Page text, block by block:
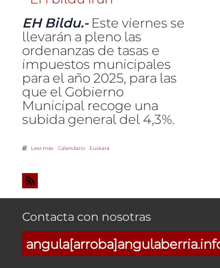
EH Bildu.-Este viernes se
llevarán a pleno las
ordenanzas de tasas e
impuestos municipales
para el año 2025, para las
que el Gobierno
Municipal recoge una
subida general del 4,3%.
Leer mássobre EH Bilduk udal tasen eta zergen ordenantza onartzeko bere
Calendario Euskara
Contacta con nosotras